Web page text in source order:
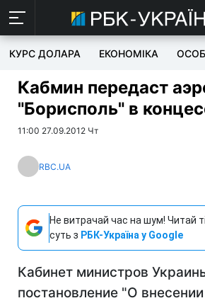
КУРС ДОЛАРА ЕКОНОМІКА
Кабмин передаст
"Борисполь" в
11:00 27.09.2012 Чт
RBC.UA
Не витрачай час на шум! Читай
суть з РБК-Україна у Google
Кабинет министров
постановление "О внесении